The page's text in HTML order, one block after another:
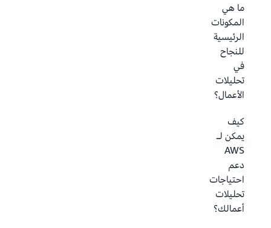
ما هي
المكونات
الرئيسية
للنجاح
في
تحليلات
الأعمال؟
كيف
يمكن لـ
AWS
دعم
احتياجات
تحليلات
أعمالك؟